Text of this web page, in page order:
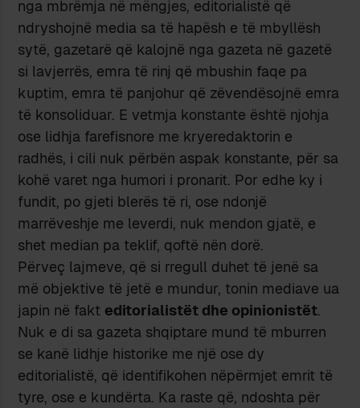
nga mbrëmja në mëngjes, editorialistë që
ndryshojnë media sa të hapësh e të mbyllësh
sytë, gazetarë që kalojnë nga gazeta në gazetë
si lavjerrës, emra të rinj që mbushin faqe pa
kuptim, emra të panjohur që zëvendësojnë emra
të konsoliduar. E vetmja konstante është njohja
ose lidhja farefisnore me kryeredaktorin e
radhës, i cili nuk përbën aspak konstante, për sa
kohë varet nga humori i pronarit. Por edhe ky i
fundit, po gjeti blerës të ri, ose ndonjë
marrëveshje me leverdi, nuk mendon gjatë, e
shet median pa teklif, qoftë nën dorë.
Përveç lajmeve, që si rregull duhet të jenë sa
më objektive të jetë e mundur, tonin mediave ua
japin në fakt editorialistët dhe opinionistët.
Nuk e di sa gazeta shqiptare mund të mburren
se kanë lidhje historike me një ose dy
editorialistë, që identifikohen nëpërmjet emrit të
tyre, ose e kundërta. Ka raste që, ndoshta për